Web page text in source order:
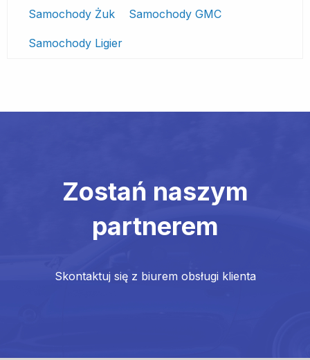
Samochody Żuk Samochody GMC
Samochody Ligier
Zostań naszym
partnerem
Skontaktuj się z biurem obsługi klienta